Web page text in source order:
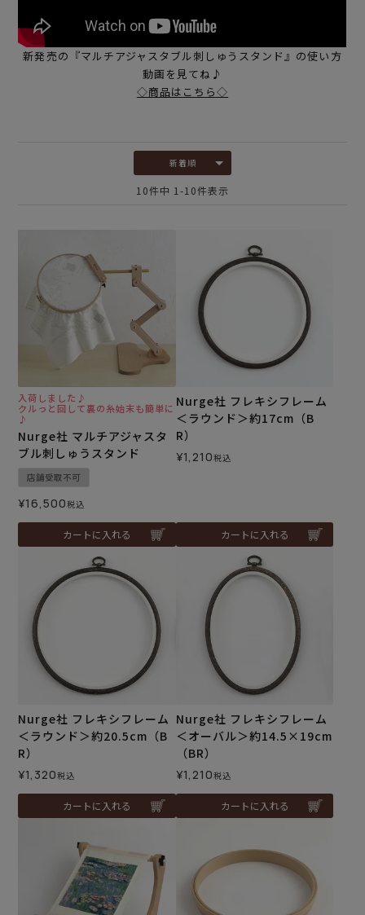
新発売の『マルチアジャスタブル刺しゅうスタンド』の使い方
動画を見てね♪
◇商品はこちら◇
新着順
10件中 1 -10件表示
入荷しました♪
クルっと回して裏の糸始末も簡単に
♪
Nurge社 マルチアジャスタ
ブル刺しゅうスタンド
店舗受取不可
¥16,500税込
カートに入れる
Nurge社 フレキシフレーム
＜ラウンド＞約17cm（B
R）
¥1,210税込
カートに入れる
Nurge社 フレキシフレーム
＜ラウンド＞約20.5cm（B
R）
¥1,320税込
カートに入れる
Nurge社 フレキシフレーム
＜オーバル＞約14.5×19cm
（BR）
¥1,210税込
カートに入れる